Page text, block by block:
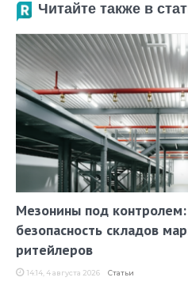
Читайте также в
Мезонины под
безопасность складов
ритейлеров
14:14, 4 августа 2026 Статьи